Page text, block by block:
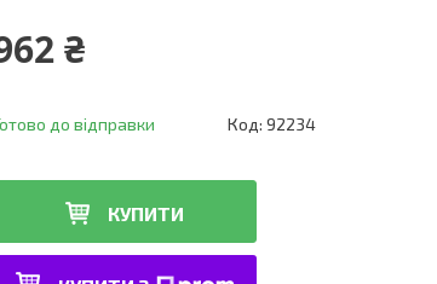
₴
до відправки Код: 92234
КУПИТИ